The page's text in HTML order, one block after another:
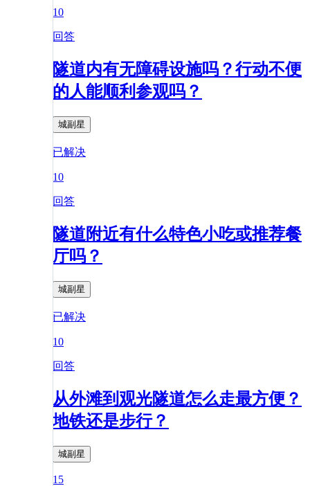
10
回答
隧道内有无障碍设施吗？行动不便
的人能顺利参观吗？
城副星
已解决
10
回答
隧道附近有什么特色小吃或推荐餐
厅吗？
城副星
已解决
10
回答
从外滩到观光隧道怎么走最方便？
地铁还是步行？
城副星
15